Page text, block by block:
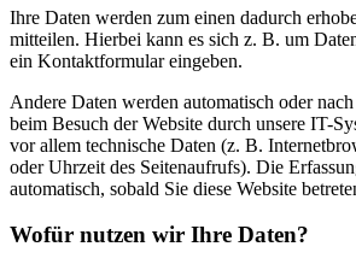
Ihre Daten werden zum einen dadurch
mitteilen. Hierbei kann es sich z. B. um
ein Kontaktformular eingeben.
Andere Daten werden automatisch oder
beim Besuch der Website durch unsere IT-
vor allem technische Daten (z. B.
oder Uhrzeit des Seitenaufrufs). Die
automatisch, sobald Sie diese Website
Wofür nutzen wir Ihre Daten?